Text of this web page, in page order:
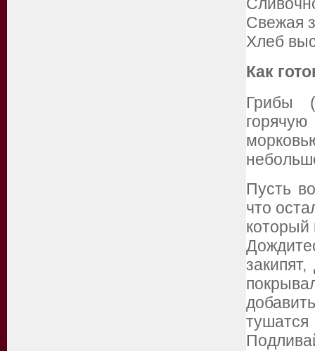
Свежая
Хлеб
Как
Грибы
Пусть
что
который